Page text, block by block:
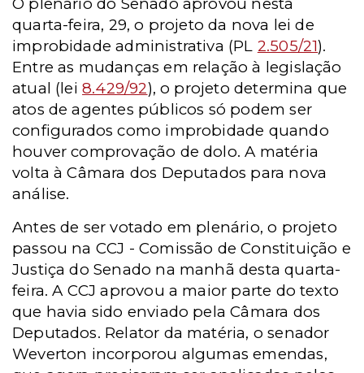
quarta-feira, 29, o projeto da nova lei de
improbidade administrativa (PL 2.505/21).
Entre as mudanças em relação à legislação
atual (lei8.429/92), o projeto determina que
atos de agentes públicos só podem ser
configurados como improbidade quando
houver comprovação de dolo. A matéria
volta à Câmara dos Deputados para nova
análise.
Antes de ser votado em plenário, o projeto
passou na CCJ - Comissão de Constituição e
Justiça do Senado na manhã desta quarta-
feira. A CCJ aprovou a maior parte do texto
que havia sido enviado pela Câmara dos
Deputados. Relator da matéria, o senador
Weverton incorporou algumas emendas,